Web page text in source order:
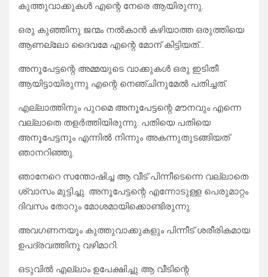
കുത്തുവാക്കുകൾ എന്റെ നേരെ ആയിരുന്നു.
ഒരു കുഞ്ഞിനു ജന്മം നൽകാൻ കഴിയാത്ത ഒരുത്തിയെ
ആണല്ലോ ദൈവമേ എന്റെ മോന് കിട്ടിയത്…
അനൂപേട്ടന്റെ അമ്മയുടെ വാക്കുകൾ ഒരു ഇടിതീ
ആയിട്ടായിരുന്നു എന്റെ നെഞ്ചിനുമേൽ പതിച്ചത്.
എല്ലാത്തിനും പുറമെ അനൂപേട്ടന്റെ മൗനവും എന്നെ
വല്ലാതെ തളർത്തിയിരുന്നു. പതിയെ പതിയെ
അനൂപേട്ടനും എന്നിൽ നിന്നും അകന്നുതുടങ്ങിയത്
ഞാനറിഞ്ഞു.
ഞാനേറെ സന്തോഷിച്ച ആ വീട് പിന്നീടെന്നെ വല്ലാതെ
ശ്വാസം മുട്ടിച്ചു. അനൂപേട്ടന്റെ എന്നോടുള്ള പെരുമാറ്റം
ദിവസം തോറും മോശമായിക്കൊണ്ടിരുന്നു.
അവഗണനയും കുത്തുവാക്കുകളും പിന്നീട് ശരീരികമായ
ഉപദ്രവത്തിനു വഴിമാറി.
ഒടുവിൽ എല്ലാം ഉപേക്ഷിച്ചു ആ വീടിന്റെ